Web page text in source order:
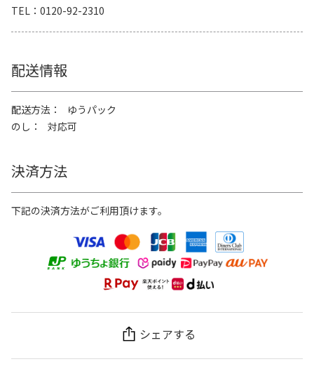
TEL
0120-92-2310
配送情報
配送方法
ゆうパック
のし
対応可
決済方法
下記の決済方法がご利用頂けます。
シェアする